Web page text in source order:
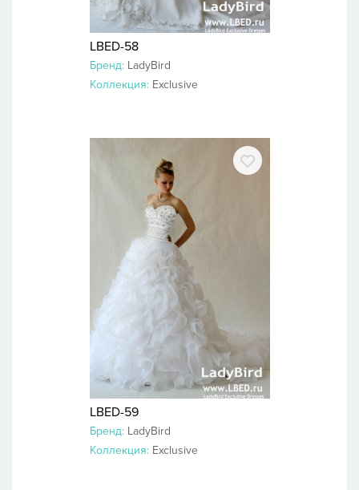
LBED-58
Бренд: LadyBird
Коллекция: Exclusive
LBED-59
Бренд: LadyBird
Коллекция: Exclusive